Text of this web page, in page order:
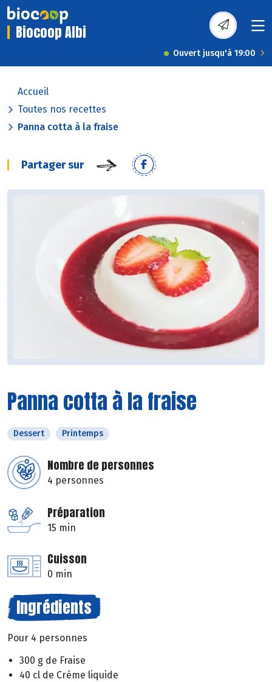
Biocoop Albi
Ouvert jusqu'à 19:00
Accueil
Toutes nos recettes
Panna cotta à la fraise
Partager sur
Panna cotta à la fraise
Dessert Printemps
Nombre de personnes
4 personnes
Préparation
15 min
Cuisson
0 min
Ingrédients
Pour 4 personnes
300 g de Fraise
40 cl de Crème liquide